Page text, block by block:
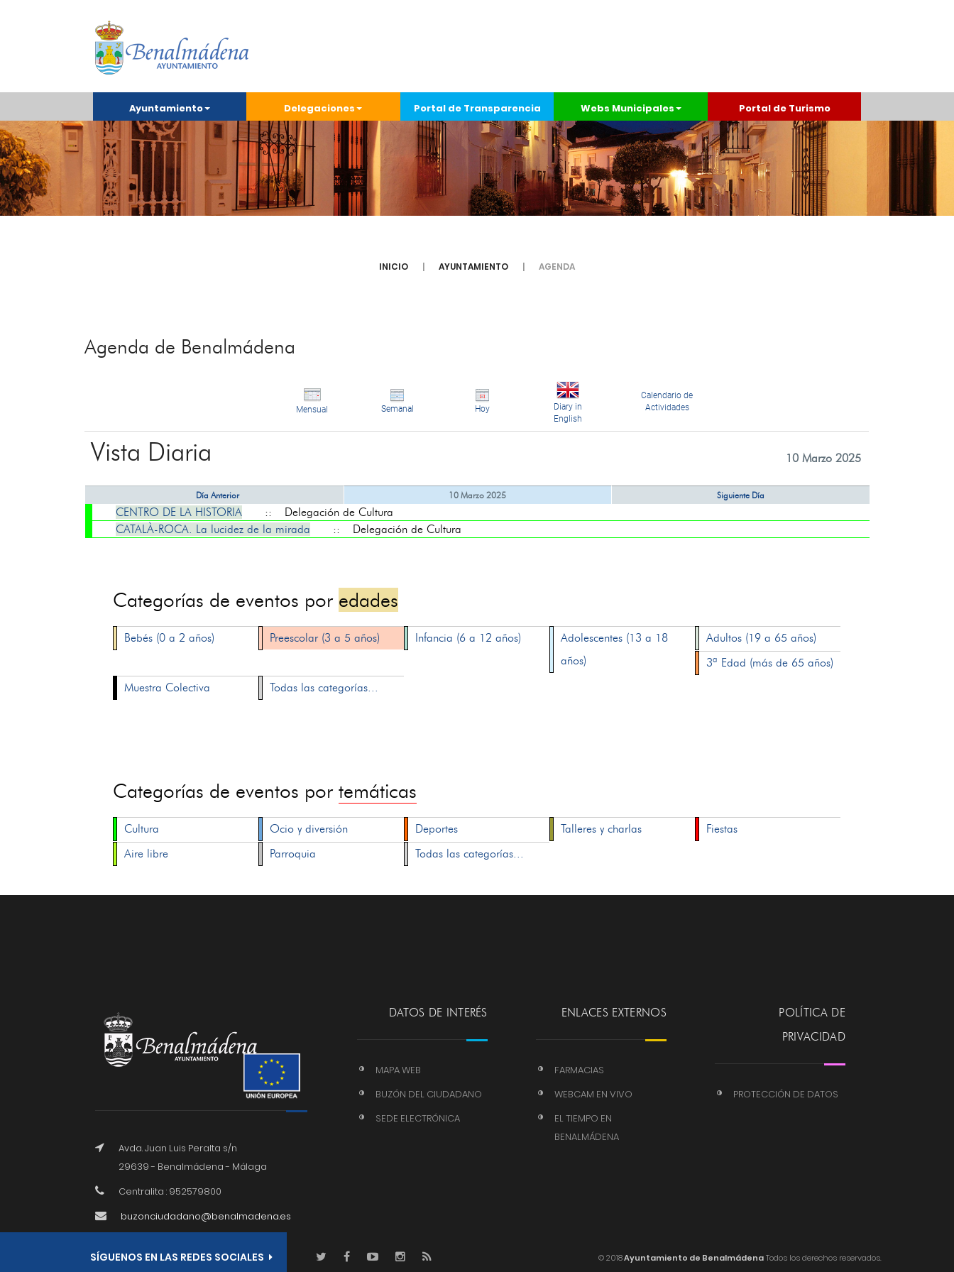
Ayuntamiento Delegaciones Portal de Transparencia Webs Municipales Portal de Turismo
INICIO AYUNTAMIENTO AGENDA
Agenda de Benalmádena
Mensual Semanal Hoy
Diary in
English
Calendario de
Actividades
Vista Diaria 10 Marzo 2025
Día Anterior 10 Marzo 2025 Siguiente Día
CENTRO DE LA HISTORIA
:: Delegación de Cultura
CATALÀ-ROCA. La lucidez de la mirada
:: Delegación de Cultura
Categorías de eventos por edades
Bebés (0 a 2 años) Preescolar (3 a 5 años) Infancia (6 a 12 años)
Adolescentes (13 a 18
años)
Adultos (19 a 65 años)
3ª Edad (más de 65 años)
Muestra Colectiva
Todas las categorías...
Categorías de eventos portemáticas
Cultura Ocio y diversión Deportes Talleres y charlas
Fiestas
Aire libre
Parroquia Todas las categorías...
Avda. Juan Luis Peralta s/n
29639 - Benalmádena - Málaga
Centralita : 952579800
buzonciudadano@benalmadena.es
DATOS DE INTERÉS
MAPA WEB
BUZÓN DEL CIUDADANO
SEDE ELECTRÓNICA
ENLACES EXTERNOS
FARMACIAS
WEBCAM EN VIVO
EL TIEMPO EN
BENALMÁDENA
POLÍTICA DE
PRIVACIDAD
PROTECCIÓN DE DATOS
SÍGUENOS EN LAS REDES SOCIALES © 2018Ayuntamiento de BenalmádenaTodos los derechos reservados.